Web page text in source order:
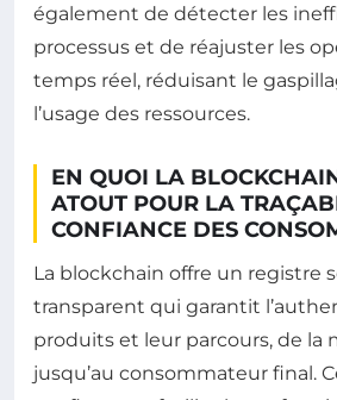
également de détecter les
processus et de réajuster les
temps réel, réduisant le
l’usage des ressources.
EN QUOI LA
ATOUT POUR LA
CONFIANCE DES
La blockchain offre un registre
transparent qui garantit
produits et leur parcours, de la
jusqu’au consommateur final.